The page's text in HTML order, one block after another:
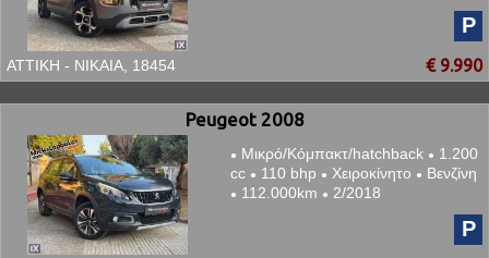
P
ΑΤΤΙΚΗ - ΝΙΚΑΙΑ, 18454 € 9.990
Peugeot 2008
● Μικρό/Κόμπακτ/hatchback ● 1.200
cc ● 110 bhp ● Χειροκίνητο ● Βενζίνη
● 112.000km ● 2/2018
P